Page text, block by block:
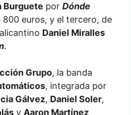
Burguete por Dónde
800 euros, y el tercero, de
Daniel Miralles
.
Grupo, la banda
, integrada por
Gálvez, Daniel Soler,
y Aaron Martínez